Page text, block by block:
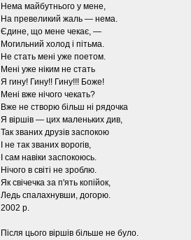
Нема майбутнього у мене,
На превеликий жаль — нема.
Єдине, що мене чекає, —
Могильний холод і пітьма.
Не стать мені уже поетом.
Мені уже ніким не стать
Я гину! Гину!! Гину!!! Боже!
Мені вже нічого чекать?
Вже не створю більш ні рядочка
Я віршів — цих маленьких див,
Так званих друзів заспокою
І не так званих ворогів,
І сам навіки заспокоюсь.
Нічого в світі не зроблю.
Як свічечка за п'ять копійок,
Ледь спалахнувши, догорю.
2002 р.
Після цього віршів більше не було.